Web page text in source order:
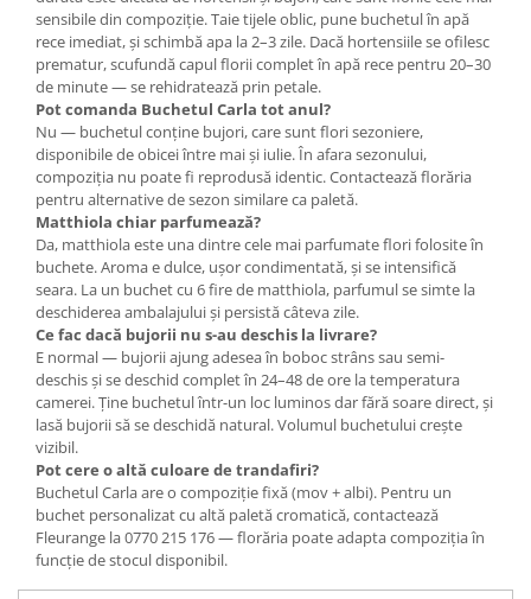
sensibile din compoziție. Taie tijele oblic, pune buchetul în apă
rece imediat, și schimbă apa la 2–3 zile. Dacă hortensiile se ofilesc
prematur, scufundă capul florii complet în apă rece pentru 20–30
de minute — se rehidratează prin petale.
Pot comanda Buchetul Carla tot anul?
Nu — buchetul conține bujori, care sunt flori sezoniere,
disponibile de obicei între mai și iulie. În afara sezonului,
compoziția nu poate fi reprodusă identic. Contactează florăria
pentru alternative de sezon similare ca paletă.
Matthiola chiar parfumează?
Da, matthiola este una dintre cele mai parfumate flori folosite în
buchete. Aroma e dulce, ușor condimentată, și se intensifică
seara. La un buchet cu 6 fire de matthiola, parfumul se simte la
deschiderea ambalajului și persistă câteva zile.
Ce fac dacă bujorii nu s-au deschis la livrare?
E normal — bujorii ajung adesea în boboc strâns sau semi-
deschis și se deschid complet în 24–48 de ore la temperatura
camerei. Ține buchetul într-un loc luminos dar fără soare direct, și
lasă bujorii să se deschidă natural. Volumul buchetului crește
vizibil.
Pot cere o altă culoare de trandafiri?
Buchetul Carla are o compoziție fixă (mov + albi). Pentru un
buchet personalizat cu altă paletă cromatică, contactează
Fleurange la 0770 215 176 — florăria poate adapta compoziția în
funcție de stocul disponibil.